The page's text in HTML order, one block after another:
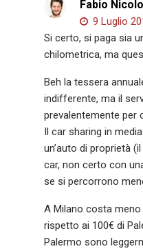
Fabio
9 Luglio
Si certo, si paga sia
chilometrica, ma
Beh la tessera
indifferente, ma il
prevalentemente per
Il car sharing in
un’auto di proprietà
car, non certo con
se si percorrono
A Milano costa meno
rispetto ai 100€ di
Palermo sono